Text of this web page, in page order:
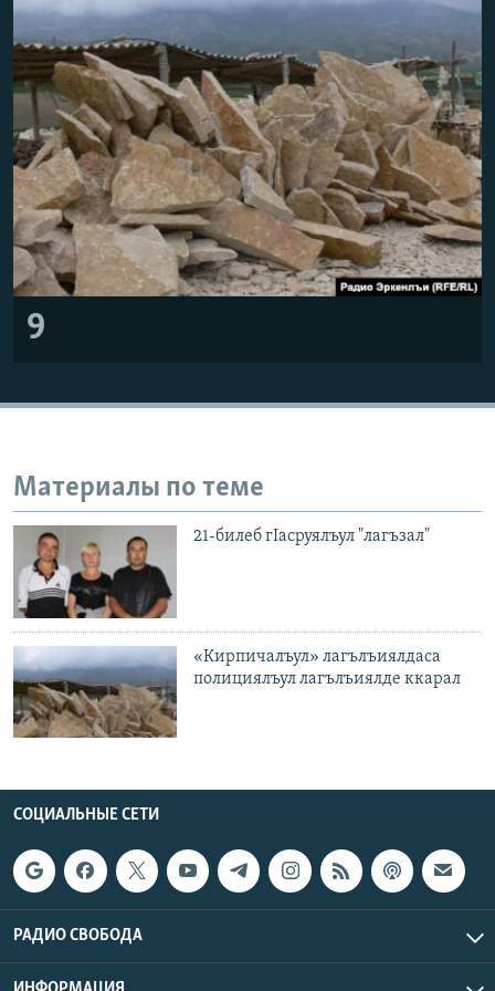
9
Материалы по теме
21-билеб гIасруялъул "лагъзал"
«Кирпичалъул» лагълъиялдаса
полициялъул лагълъиялде ккарал
СОЦИАЛЬНЫЕ СЕТИ
РАДИО СВОБОДА